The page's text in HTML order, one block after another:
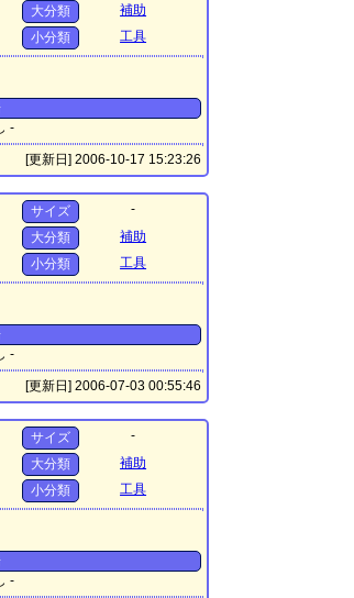
大分類
補助
小分類
工具
-
[更新日] 2006-10-17 15:23:26
サイズ
-
大分類
補助
小分類
工具
-
[更新日] 2006-07-03 00:55:46
サイズ
-
大分類
補助
小分類
工具
-